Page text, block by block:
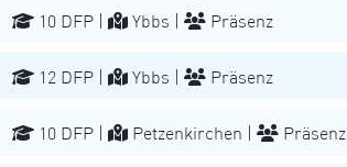
10 DFP | Ybbs | Präsenz
12 DFP | Ybbs | Präsenz
10 DFP | Petzenkirchen | Präsenz